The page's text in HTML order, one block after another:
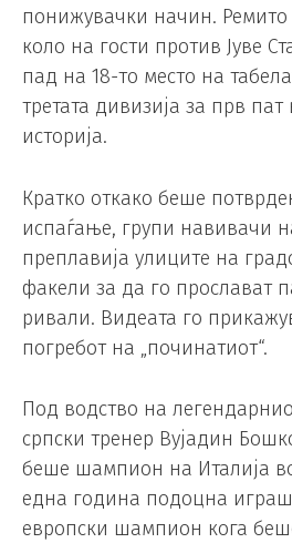
понижувачки начин. Ремито
коло на гости против Јуве
пад на 18-то место на
третата дивизија за прв
историја.
Кратко откако беше
испаѓање, групи навивачи
преплавија улиците на
факели за да го прослават
ривали. Видеата го
погребот на „починатиот“.
Под водство на
српски тренер Вујадин
беше шампион на Италија
една година подоцна
европски шампион кога